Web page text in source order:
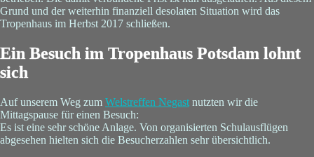
Grund und der weiterhin finanziell desolaten Situation wird das
Tropenhaus im Herbst 2017 schließen.
Ein Besuch im Tropenhaus Potsdam lohnt
sich
Auf unserem Weg zum Welstreffen Negast nutzten wir die
Mittagspause für einen Besuch:
Es ist eine sehr schöne Anlage. Von organisierten Schulausflügen
abgesehen hielten sich die Besucherzahlen sehr übersichtlich.